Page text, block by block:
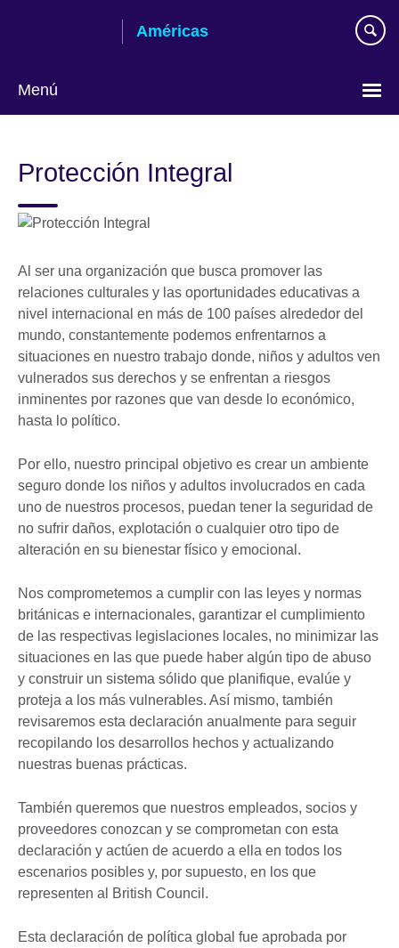
Américas
Menú
Protección Integral
Al ser una organización que busca promover las
relaciones culturales y las oportunidades educativas a
nivel internacional en más de 100 países alrededor del
mundo, constantemente podemos enfrentarnos a
situaciones en nuestro trabajo donde, niños y adultos ven
vulnerados sus derechos y se enfrentan a riesgos
inminentes por razones que van desde lo económico,
hasta lo político.
Por ello, nuestro principal objetivo es crear un ambiente
seguro donde los niños y adultos involucrados en cada
uno de nuestros procesos, puedan tener la seguridad de
no sufrir daños, explotación o cualquier otro tipo de
alteración en su bienestar físico y emocional.
Nos comprometemos a cumplir con las leyes y normas
británicas e internacionales, garantizar el cumplimiento
de las respectivas legislaciones locales, no minimizar las
situaciones en las que puede haber algún tipo de abuso
y construir un sistema sólido que planifique, evalúe y
proteja a los más vulnerables. Así mismo, también
revisaremos esta declaración anualmente para seguir
recopilando los desarrollos hechos y actualizando
nuestras buenas prácticas.
También queremos que nuestros empleados, socios y
proveedores conozcan y se comprometan con esta
declaración y actúen de acuerdo a ella en todos los
escenarios posibles y, por supuesto, en los que
representen al British Council.
Esta declaración de política global fue aprobada por